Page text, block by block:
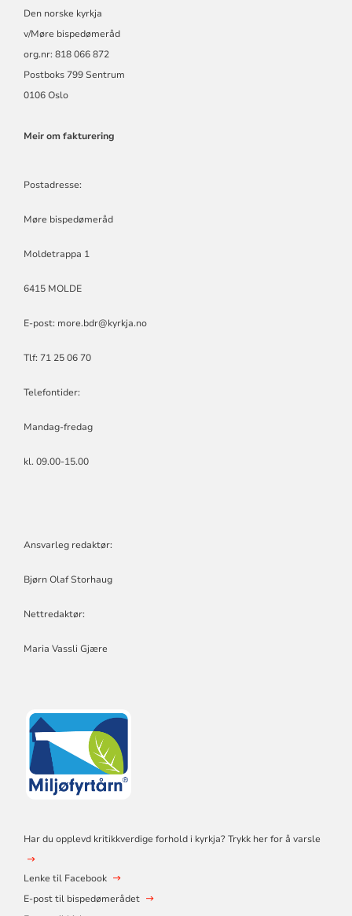
Den norske kyrkja
v/Møre bispedømeråd
org.nr: 818 066 872
Postboks 799 Sentrum
0106 Oslo
Meir om fakturering
Postadresse:
Møre bispedømeråd
Moldetrappa 1
6415 MOLDE
E-post: more.bdr@kyrkja.no
Tlf: 71 25 06 70
Telefontider:
Mandag-fredag
kl. 09.00-15.00
Ansvarleg redaktør:
Bjørn Olaf Storhaug
Nettredaktør:
Maria Vassli Gjære
Har du opplevd kritikkverdige forhold i kyrkja? Trykk her for å varsle
Lenke til Facebook
E-post til bispedømerådet